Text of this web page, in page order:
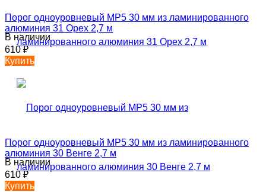
Порог одноуровневый MP5 30 мм из ламинированного
алюминия 31 Орех 2,7 м
В наличии
610₽
Купить
Порог одноуровневый MP5 30 мм из ламинированного
алюминия 30 Венге 2,7 м
В наличии
610₽
Купить